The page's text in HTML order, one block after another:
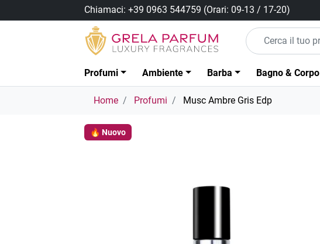
Chiamaci:+39 0963 544759 (Orari: 09-13 / 17-20)
Profumi Ambiente Barba Bagno & Corpo
Home Profumi Musc Ambre Gris Edp
🔥 Nuovo